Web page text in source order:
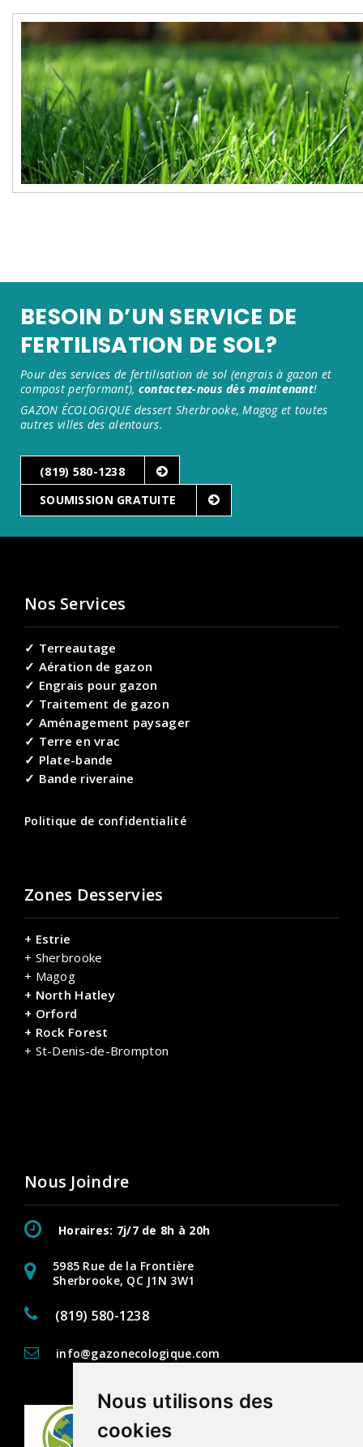
Nous utilisons des
cookies
BESOIN D’UN SERVICE DE
FERTILISATION DE SOL?
Pour des services de fertilisation de sol (engrais à gazon et
compost performant), contactez-nous dès maintenant!
GAZON ÉCOLOGIQUE dessert Sherbrooke, Magog et toutes
autres villes des alentours.
(819) 580-1238
SOUMISSION GRATUITE
Nos Services
✓ Terreautage
✓ Aération de gazon
✓ Engrais pour gazon
✓ Traitement de gazon
✓ Aménagement paysager
✓ Terre en vrac
✓ Plate-bande
✓ Bande riveraine
Politique de confidentialité
Zones Desservies
+ Estrie
+ Sherbrooke
+ Magog
+ North Hatley
+ Orford
+ Rock Forest
+ St-Denis-de-Brompton
Nous Joindre
Horaires: 7j/7 de 8h à 20h
5985 Rue de la Frontière
Sherbrooke, QC J1N 3W1
(819) 580-1238
info@gazonecologique.com